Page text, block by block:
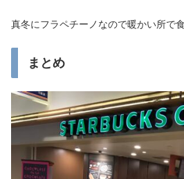
真冬にフラペチーノなので暖かい所で
まとめ